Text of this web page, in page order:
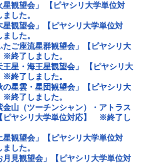
星観望会」 【ピヤシリ大学単位対
した。
星観望会」【ピヤシリ大学単位対
した。
たご座流星群観望会」【ピヤシリ大
終了しました。
王星・海王星観望会」 【ピヤシリ大
終了しました。
の星雲・星団観望会」【ピヤシリ大
終了しました。
金山（ツーチンシャン）・アトラス
ピヤシリ大学単位対応】 ※終了し
星観望会」【ピヤシリ大学単位対
した。
月見観望会」【ピヤシリ大学単位対